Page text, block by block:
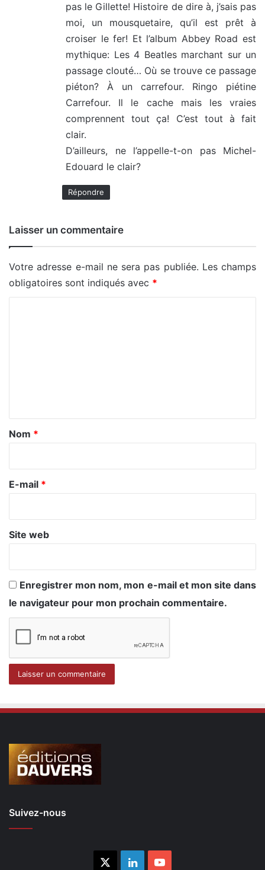
pas le Gillette! Histoire de dire à, j’sais pas
moi, un mousquetaire, qu’il est prêt à
croiser le fer! Et l’album Abbey Road est
mythique: Les 4 Beatles marchant sur un
passage clouté… Où se trouve ce passage
piéton? À un carrefour. Ringo piétine
Carrefour. Il le cache mais les vraies
comprennent tout ça! C’est tout à fait
clair.
D’ailleurs, ne l’appelle-t-on pas Michel-
Edouard le clair?
Répondre
Laisser un commentaire
Votre adresse e-mail ne sera pas publiée. Les champs
obligatoires sont indiqués avec *
a
r
e
Nom *
E-mail *
Site web
Enregistrer mon nom, mon e-mail et mon site dans
le navigateur pour mon prochain commentaire.
Suivez-nous
LinkedinYouTube